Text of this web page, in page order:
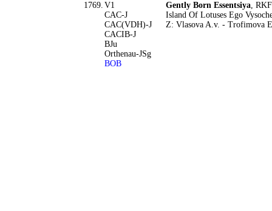
1769. V1
CAC-J
CAC(VDH)-J
CACIB-J
BJu
Orthenau-JSg
BOB
Gently Born Essentsiya,
Island Of Lotuses Ego
Z: Vlasova A.v. - Trofimova